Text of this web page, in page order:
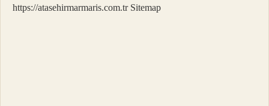
https://atasehirmarmaris.com.tr Sitemap